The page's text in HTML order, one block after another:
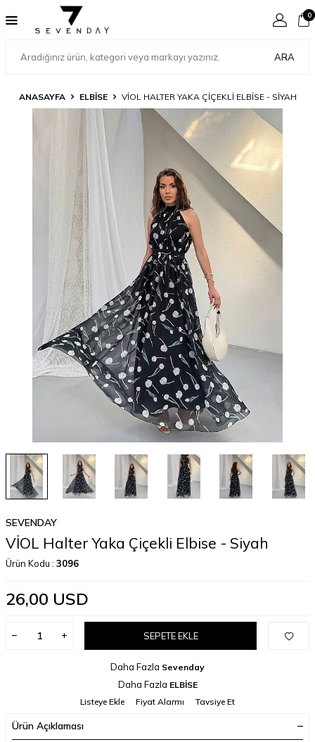
ARA
0
ANASAYFA ELBİSE VİOL HALTER YAKA ÇIÇEKLI ELBISE - SIYAH
SEVENDAY
VİOL Halter Yaka Çiçekli Elbise - Siyah
Ürün Kodu : 3096
26,00 USD
SEPETE EKLE
Daha Fazla Sevenday
Daha Fazla ELBİSE
Listeye Ekle
Fiyat Alarmı Tavsiye Et
Ürün Açıklaması